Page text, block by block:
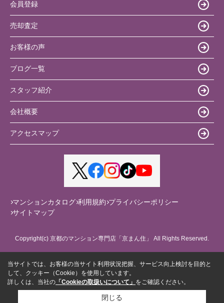
会員登録
売却査定
お客様の声
ブログ一覧
スタッフ紹介
会社概要
アクセスマップ
マンションカタログ 利用規約 プライバシーポリシー
サイトマップ
Copyright(c) 京都のマンション専門店「京まん住」 All Rights Reserved.
当サイトでは、お客様の当サイト利用状況把握、サービス向上検討を目的と
して、クッキー（Cookie）を使用しています。
詳しくは、当社の 「Cookieの取扱いについて」 をご確認ください。
閉じる